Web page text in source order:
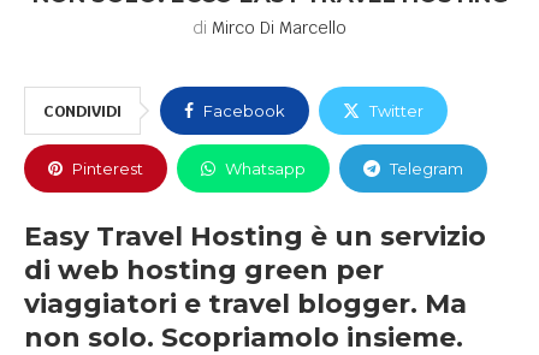
di Mirco Di Marcello
CONDIVIDI Facebook Twitter
Pinterest Whatsapp Telegram
Easy Travel Hosting è un servizio
di web hosting green per
viaggiatori e travel blogger. Ma
non solo. Scopriamolo insieme.